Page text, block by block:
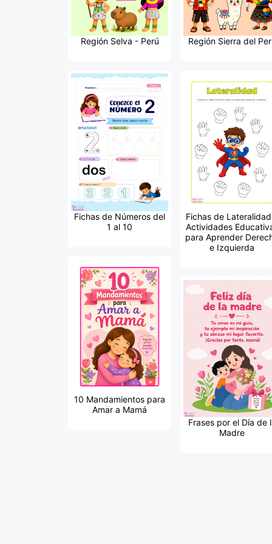
Región Selva - Perú Región Sierra del
Fichas de Números del
1 al 10
Fichas de
Actividades
para Aprender
e Izquierda
10 Mandamientos para
Amar a Mamá
Frases por el Día de
Madre